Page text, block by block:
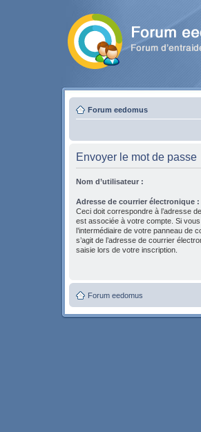
Forum eedomus
Envoyer le mot de passe
Nom d’utilisateur :
Adresse de courrier électronique :
Ceci doit correspondre à l’adresse
est associée à votre compte. Si
l’intermédiaire de votre panneau de
s’agit de l’adresse de courrier
saisie lors de votre inscription.
Forum eedomus